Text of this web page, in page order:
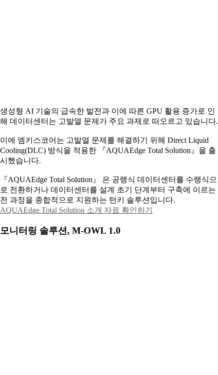
생성형 AI 기술의 급속한 발전과 이에 따른 GPU 활용 증가로 인
해 데이터센터는 고발열 문제가 주요 과제로 떠오르고 있습니다.
이에 엠키스코어는 고발열 문제를 해결하기 위해 Direct Liquid
Cooling(DLC) 방식을 적용한 『AQUAEdge Total Solution』을 출
시했습니다.
『AQUAEdge Total Solution』 은 공랭식 데이터센터를 수랭식으
로 전환하거나 데이터센터를 설계 초기 단계부터 구축에 이르는
전 과정을 종합적으로 지원하는 턴키 솔루션입니다.
AQUAEdge Total Solution 소개 자료 확인하기
모니터링 솔루션, M-OWL 1.0